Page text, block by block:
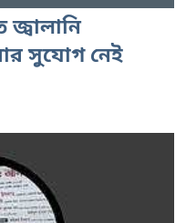
জ্বালানি
সুযোগ নেই